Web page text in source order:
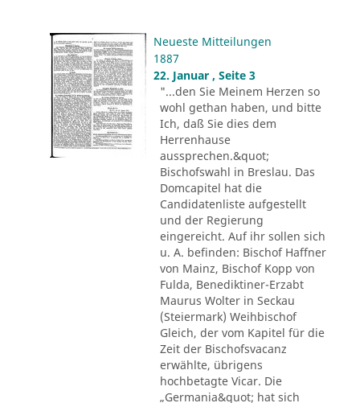
Neueste Mitteilungen
1887
22. Januar , Seite 3
"...den Sie Meinem Herzen so
wohl gethan haben, und bitte
Ich, daß Sie dies dem
Herrenhause
aussprechen.&quot;
Bischofswahl in Breslau. Das
Domcapitel hat die
Candidatenliste aufgestellt
und der Regierung
eingereicht. Auf ihr sollen sich
u. A. befinden: Bischof Haffner
von Mainz, Bischof Kopp von
Fulda, Benediktiner-Erzabt
Maurus Wolter in Seckau
(Steiermark) Weihbischof
Gleich, der vom Kapitel für die
Zeit der Bischofsvacanz
erwählte, übrigens
hochbetagte Vicar. Die
„Germania&quot; hat sich